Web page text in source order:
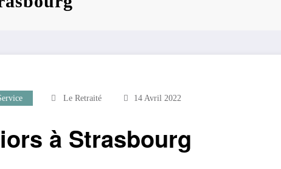
Le Retraité 14 Avril 2022
à Strasbourg